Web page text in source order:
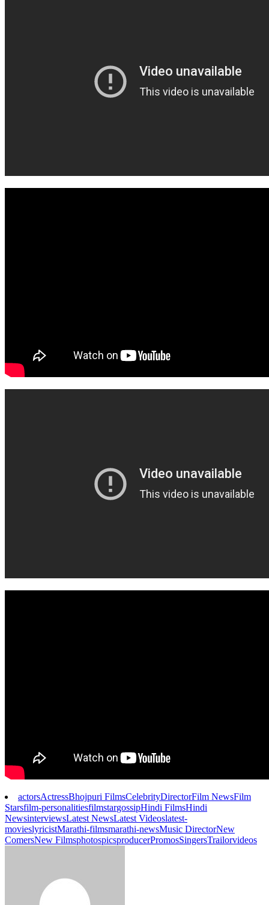
actorsActressBhojpuri FilmsCelebrityDirectorFilm NewsFilm
Starsfilm-personalitiesfilmstargossipHindi FilmsHindi
NewsinterviewsLatest NewsLatest Videoslatest-
movieslyricistMarathi-filmsmarathi-newsMusic DirectorNew
ComersNew FilmsphotospicsproducerPromosSingersTrailorvideos